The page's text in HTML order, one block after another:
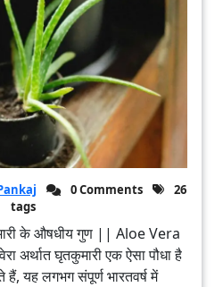
0 Comments
26
tags
के औषधीय गुण || Aloe Vera
अर्थात घृतकुमारी एक ऐसा पौधा है
हैं, यह लगभग संपूर्ण भारतवर्ष में